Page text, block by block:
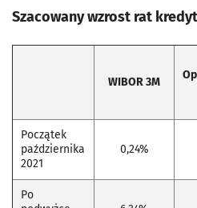
Szacowany wzrost rat
WIBOR 3M
Początek
października
2021
0,24%
Po